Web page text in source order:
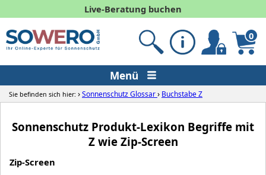
Live-Beratung buchen
0
Menü
Sie befinden sich hier: ›Sonnenschutz Glossar› Buchstabe Z
Sonnenschutz Produkt-Lexikon Begriffe mit
Z wie Zip-Screen
Zip-Screen